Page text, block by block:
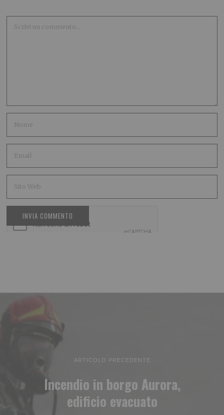
ARTICOLO PRECEDENTE
Incendio in borgo Aurora,
edificio evacuato